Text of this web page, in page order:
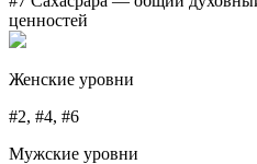
ценностей
Женские уровни
#2, #4, #6
Мужские уровни